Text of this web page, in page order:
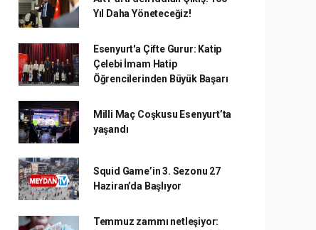
Yıl Daha Yöneteceğiz!
Esenyurt'a Çifte Gurur: Katip
Çelebi İmam Hatip
Öğrencilerinden Büyük Başarı
Milli Maç Coşkusu Esenyurt’ta
yaşandı
Squid Game’in 3. Sezonu 27
Haziran’da Başlıyor
Temmuz zammı netleşiyor: